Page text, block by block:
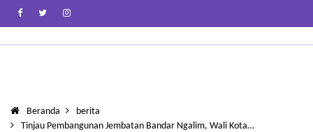
Beranda
berita
Tinjau Pembangunan Jembatan Bandar Ngalim, Wali Kota…